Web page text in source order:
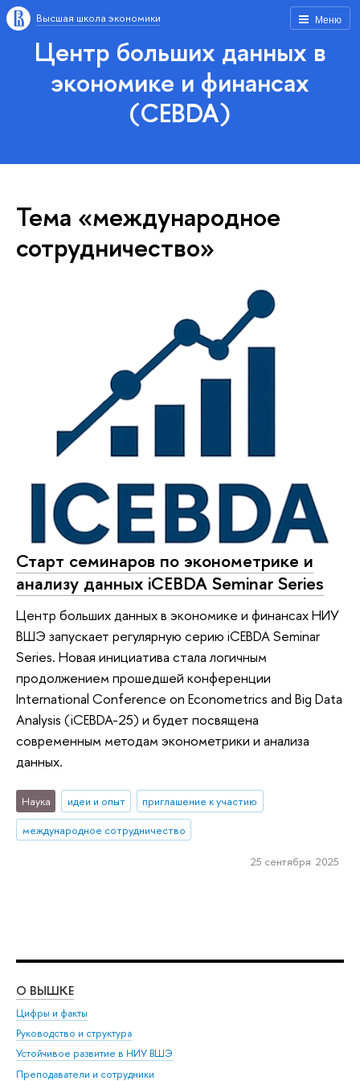
Меню
Высшая школа экономики
Центр больших данных в
экономике и финансах
(CEBDA)
Тема «международное
сотрудничество»
Старт семинаров по эконометрике и
анализу данных iCEBDA Seminar Series
Центр больших данных в экономике и финансах НИУ
ВШЭ запускает регулярную серию iCEBDA Seminar
Series. Новая инициатива стала логичным
продолжением прошедшей конференции
International Conference on Econometrics and Big Data
Analysis (iCEBDA-25) и будет посвящена
современным методам эконометрики и анализа
данных.
Наука идеи и опыт
приглашение к участию
международное сотрудничество
25 сентября 2025
О ВЫШКЕ
Цифры и факты
Руководство и структура
Устойчивое развитие в НИУ ВШЭ
Преподаватели и сотрудники